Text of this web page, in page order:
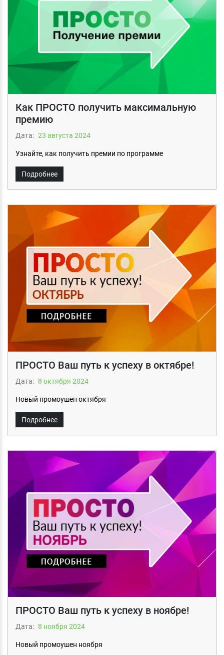
Как ПРОСТО получить максимальную
премию
Дата: 23 августа 2024
Узнайте, как получить премии по программе
Подробнее
ПРОСТО Ваш путь к успеху в октябре!
Дата: 8 октября 2024
Новый промоушен октября
Подробнее
ПРОСТО Ваш путь к успеху в ноябре!
Дата: 8 ноября 2024
Новый промоушен ноября